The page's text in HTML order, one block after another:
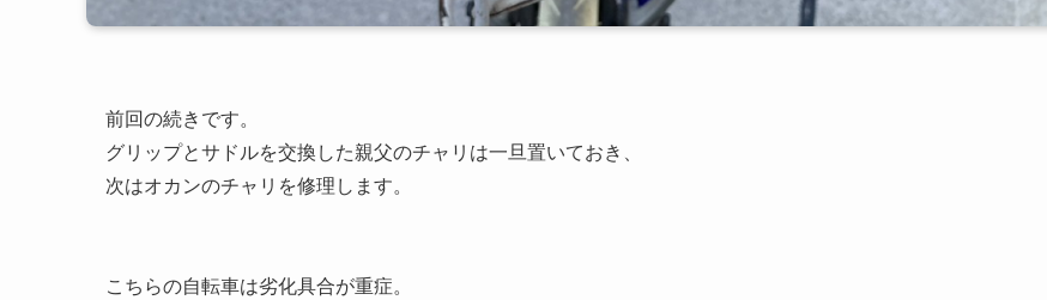
前回の続きです。
グリップとサドルを交換した親父のチャリは一旦置いておき、
次はオカンのチャリを修理します。
こちらの自転車は劣化具合が重症。